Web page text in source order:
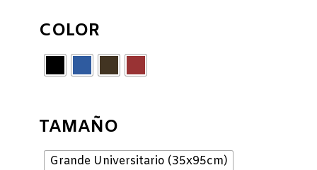
COLOR
TAMAÑO
Grande Universitario (35x95cm)